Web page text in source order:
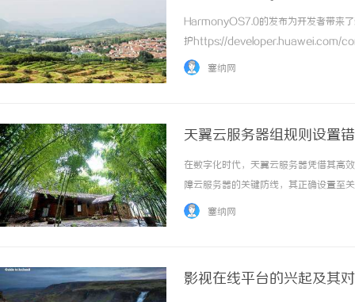
HarmonyOS7.0的发布为开发者带来了
护https://developer.huawei.com/
分布式能力拓展HarmonyOS以分布式
塞纳网
天翼云服务器组规则设置
在数字化时代，天翼云服务器凭借其高
障云服务器的关键防线，其正确设置至
可估量的损失。接下来，我们将深入探
塞纳网
影视在线平台的兴起及其